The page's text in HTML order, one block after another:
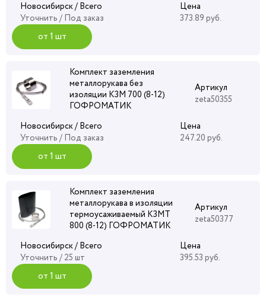
Новосибирск / Всего
Уточнить / Под заказ
Цена
373.89 руб.
от 1 шт
Комплект заземления
металлорукава без
изоляции КЗМ 700 (8-12)
ГОФРОМАТИК
Артикул
zeta50355
Новосибирск / Всего
Уточнить / Под заказ
Цена
247.20 руб.
от 1 шт
Комплект заземления
металлорукава в изоляции
термоусаживаемый КЗМТ
800 (8-12) ГОФРОМАТИК
Артикул
zeta50377
Новосибирск / Всего
Уточнить / 25 шт
Цена
395.53 руб.
от 1 шт